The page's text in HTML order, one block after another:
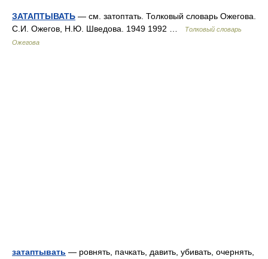
ЗАТАПТЫВАТЬ — см. затоптать. Толковый словарь Ожегова.
С.И. Ожегов, Н.Ю. Шведова. 1949 1992 …
Толковый словарь
Ожегова
затаптывать — ровнять, пачкать, давить, убивать, очернять,